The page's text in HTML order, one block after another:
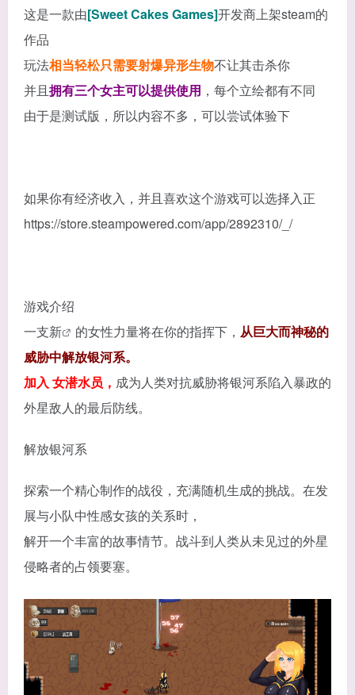
这是一款由[Sweet Cakes Games]开发商上架steam的
作品
玩法相当轻松只需要射爆异形生物不让其击杀你
并且拥有三个女主可以提供使用 ，每个立绘都有不同
由于是测试版，所以内容不多，可以尝试体验下
如果你有经济收入，并且喜欢这个游戏可以选择入正
https://store.steampowered.com/app/2892310/_/
游戏介绍
一支新 的女性力量将在你的指挥下， 从巨大而神秘的
威胁中解放银河系。
加入 女潜水员， 成为人类对抗威胁将银河系陷入暴政的
外星敌人的最后防线。
解放银河系
探索一个精心制作的战役，充满随机生成的挑战。在发
展与小队中性感女孩的关系时，
解开一个丰富的故事情节。战斗到人类从未见过的外星
侵略者的占领要塞。